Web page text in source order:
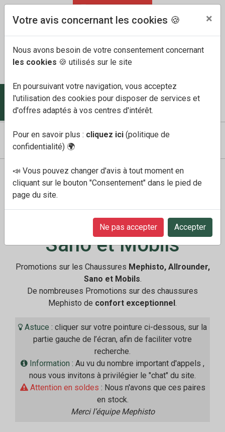
04 91 60 68 33
COMPTE MES FAVORIS
Boutique Promotions Homme
Mephisto, Allrounder,
Sano et Mobils
Promotions sur les Chaussures Mephisto, Allrounder,
Sano et Mobils.
De nombreuses Promotions sur des chaussures
Mephisto de confort exceptionnel .
Astuce : cliquer sur votre pointure ci-dessous, sur la
partie gauche de l’écran, afin de faciliter votre
recherche.
Information : Au vu du nombre important d'appels ,
nous vous invitons à privilégier le "chat" du site.
Attention en soldes : Nous n'avons que ces paires
en stock.
Merci l’équipe Mephisto
Votre avis concernant les cookies 🍪 ×
Nous avons besoin de votre consentement concernant
les cookies 🍪 utilisés sur le site
En poursuivant votre navigation, vous acceptez
l'utilisation des cookies pour disposer de services et
d'offres adaptés à vos centres d'intérêt.
Pour en savoir plus : cliquez ici (politique de
confidentialité) 🌍
📣 Vous pouvez changer d'avis à tout moment en
cliquant sur le bouton "Consentement" dans le pied de
page du site.
Ne pas accepter Accepter